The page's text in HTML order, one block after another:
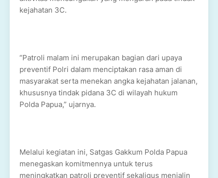
kejahatan 3C.
“Patroli malam ini merupakan bagian dari upaya
preventif Polri dalam menciptakan rasa aman di
masyarakat serta menekan angka kejahatan jalanan,
khususnya tindak pidana 3C di wilayah hukum
Polda Papua,” ujarnya.
Melalui kegiatan ini, Satgas Gakkum Polda Papua
menegaskan komitmennya untuk terus
meningkatkan patroli preventif sekaligus menjalin